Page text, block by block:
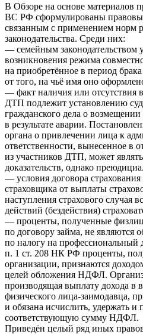
В Обзоре на основе материалов
ВС РФ сформулированы
связанным с применением норм
законодательства. Среди них:
— семейным законодательством
возникновения режима
на приобретённое в период
от того, на чьё имя оно
— факт наличия или отсутствия
ДТП подлежит установлению
гражданского дела о
в результате аварии.
органа о привлечении лица к
ответственности, вынесенное в
из участников ДТП, может
доказательств, однако
— условия договора
страховщика от выплаты
наступления страхового случая
действий (бездействия)
— проценты, полученные
по договору займа, не являются
по налогу на
п. 1 ст. 208 НК РФ проценты,
организации, признаются
целей обложения НДФЛ.
производящая выплату дохода в
физического лица-заимодавца,
и обязана исчислить, удержать и
соответствующую сумму НДФЛ.
Приведён целый ряд иных